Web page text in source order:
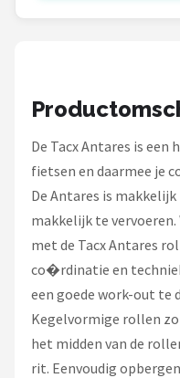
Shimano
Cortina
Alle merken →
De Tacx Antares is
fietsen en daarmee je
De Antares is
makkelijk te
met de Tacx Antares
co�rdinatie en
een goede work-out te
Kegelvormige rollen
het midden van de
rit. Eenvoudig